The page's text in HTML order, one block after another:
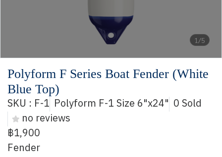
1/5
Polyform F Series Boat Fender (White
Blue Top)
SKU : F-1 Polyform F-1 Size 6"x24" 0 Sold
no reviews
฿1,900
Fender